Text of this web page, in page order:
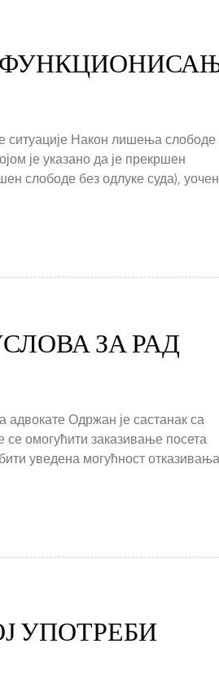
ситуације Након лишења слободе
је указано да је прекршен
слободе без одлуке суда),
ЗА РАД
Одржан је састанак са
се омогућити заказивање посета
уведена могућност отказивања
УПОТРЕБИ